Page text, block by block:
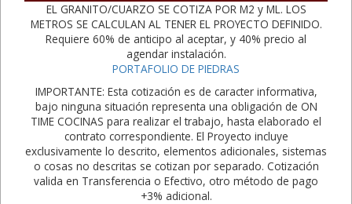
EL GRANITO/CUARZO SE COTIZA POR M2 y ML. LOS
METROS SE CALCULAN AL TENER EL PROYECTO DEFINIDO.
Requiere 60% de anticipo al aceptar, y 40% precio al
agendar instalación.
PORTAFOLIO DE PIEDRAS
IMPORTANTE: Esta cotización es de caracter informativa,
bajo ninguna situación representa una obligación de ON
TIME COCINAS para realizar el trabajo, hasta elaborado el
contrato correspondiente. El Proyecto incluye
exclusivamente lo descrito, elementos adicionales, sistemas
o cosas no descritas se cotizan por separado. Cotización
valida en Transferencia o Efectivo, otro método de pago
+3% adicional.